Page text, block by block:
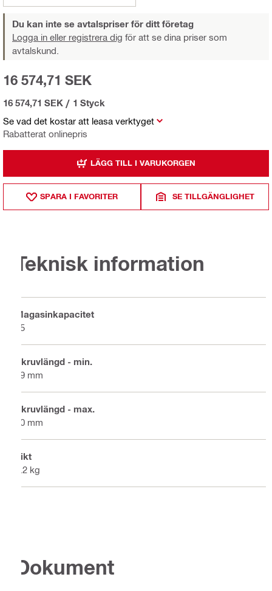
Du kan inte se avtalspriser för ditt företag
Logga in eller registrera dig för att se dina priser som
avtalskund.
Se vad det kostar att leasa verktyget
Rabatterat onlinepris
16 574,71 SEK
16 574,71 SEK / 1 Styck
LÄGG TILL I VARUKORGEN
SPARA I FAVORITER SE TILLGÄNGLIGHET
Teknisk information
Magasinkapacitet
25
Skruvlängd - min.
19 mm
Skruvlängd - max.
40 mm
Vikt
4.2 kg
Dokument